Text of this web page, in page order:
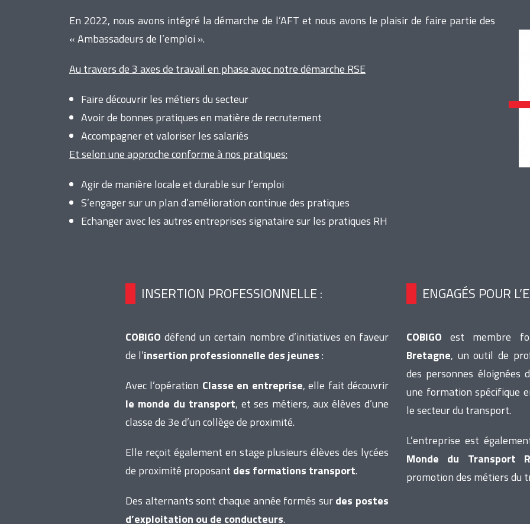
En 2022, nous avons intégré la démarche de l’AFT et nous avons le plaisir de faire partie des
« Ambassadeurs de l’emploi ».
Au travers de 3 axes de travail en phase avec notre démarche RSE
Faire découvrir les métiers du secteur
Avoir de bonnes pratiques en matière de recrutement
Accompagner et valoriser les salariés
Et selon une approche conforme à nos pratiques:
Agir de manière locale et durable sur l’emploi
S’engager sur un plan d’amélioration continue des pratiques
Echanger avec les autres entreprises signataire sur les pratiques RH
INSERTION PROFESSIONNELLE :
COBIGO défend un certain nombre d’initiatives en faveur
de l’insertion professionnelle des jeunes:
Avec l’opération Classe en entreprise, elle fait découvrir
le monde du transport, et ses métiers, aux élèves d’une
classe de 3e d’un collège de proximité.
Elle reçoit également en stage plusieurs élèves des lycées
de proximité proposant des formations transport.
Des alternants sont chaque année formés surdes postes
d’exploitation ou de conducteurs.
ENGAGÉS POUR
COBIGO est membre
Bretagne, un outil de
des personnes éloignées
une formation spécifique
le secteur du transport.
L’entreprise est
Monde du Transport
promotion des métiers du